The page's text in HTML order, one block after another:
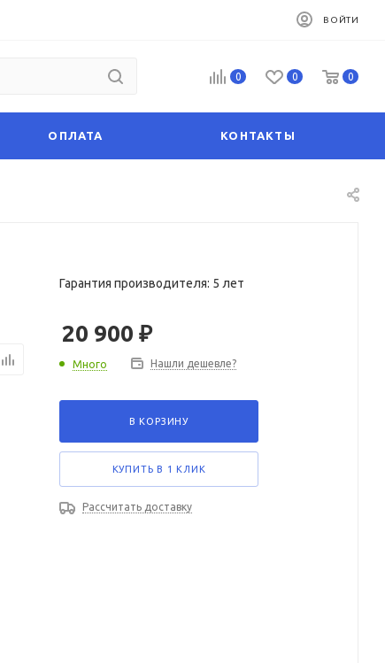
ВОЙТИ
0 0 0
ОПЛАТА КОНТАКТЫ
Гарантия производителя: 5 лет
20 900 ₽
Много Нашли дешевле?
В КОРЗИНУ
КУПИТЬ В 1 КЛИК
Рассчитать доставку